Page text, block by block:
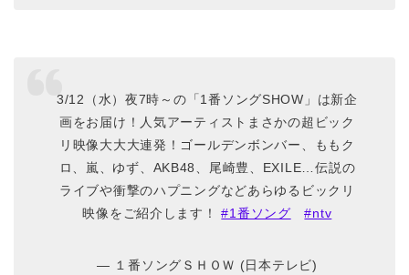
3/12（水）夜7時～の「1番ソングSHOW」は新企
画をお届け！人気アーティストまさかの超ビック
リ映像大大大連発！ゴールデンボンバー、ももク
ロ、嵐、ゆず、AKB48、尾崎豊、EXILE…伝説の
ライブや衝撃のハプニングなどあらゆるビックリ
映像をご紹介します！#1番ソング #ntv
— １番ソングＳＨＯＷ (日本テレビ)